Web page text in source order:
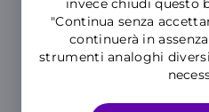
invece chiudi questo
"Continua senza
continuerà in
strumenti analoghi